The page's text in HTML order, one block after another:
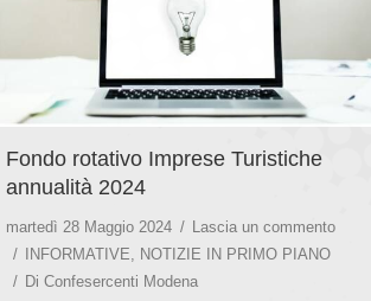
Fondo rotativo Imprese Turistiche
annualità 2024
martedì 28 Maggio 2024
Lascia un commento
INFORMATIVE
NOTIZIE IN PRIMO PIANO
Di Confesercenti Modena